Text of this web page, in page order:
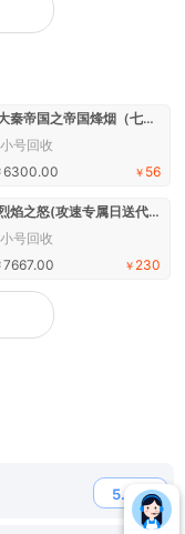
大秦帝国之帝国烽烟（七日登录侠女同游）手游
小号回收
￥ 56
6300.00
烈焰之怒(攻速专属日送代币)手游
小号回收
￥ 230
7667.00
5.0折